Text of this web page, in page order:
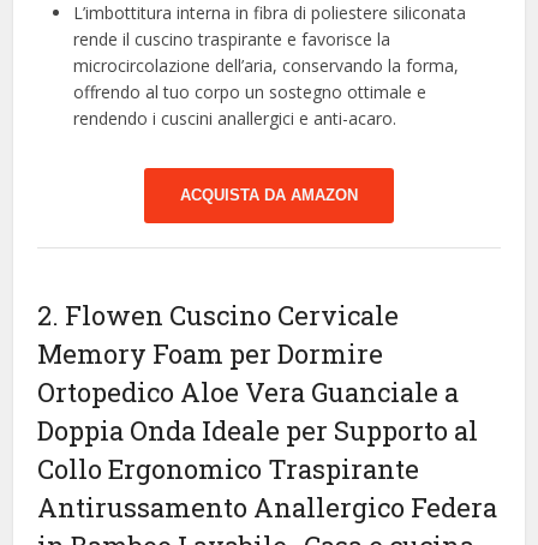
L’imbottitura interna in fibra di poliestere siliconata
rende il cuscino traspirante e favorisce la
microcircolazione dell’aria, conservando la forma,
offrendo al tuo corpo un sostegno ottimale e
rendendo i cuscini anallergici e anti-acaro.
ACQUISTA DA AMAZON
2. Flowen Cuscino Cervicale
Memory Foam per Dormire
Ortopedico Aloe Vera Guanciale a
Doppia Onda Ideale per Supporto al
Collo Ergonomico Traspirante
Antirussamento Anallergico Federa